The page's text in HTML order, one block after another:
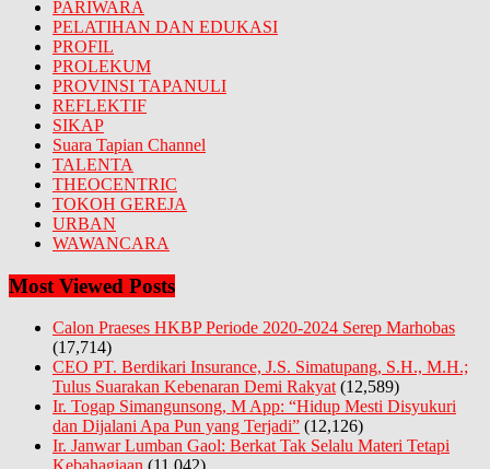
PARIWARA
PELATIHAN DAN EDUKASI
PROFIL
PROLEKUM
PROVINSI TAPANULI
REFLEKTIF
SIKAP
Suara Tapian Channel
TALENTA
THEOCENTRIC
TOKOH GEREJA
URBAN
WAWANCARA
Most Viewed Posts
Calon Praeses HKBP Periode 2020-2024 Serep Marhobas
(17,714)
CEO PT. Berdikari Insurance, J.S. Simatupang, S.H., M.H.;
Tulus Suarakan Kebenaran Demi Rakyat (12,589)
Ir. Togap Simangunsong, M App: “Hidup Mesti Disyukuri
dan Dijalani Apa Pun yang Terjadi” (12,126)
Ir. Janwar Lumban Gaol: Berkat Tak Selalu Materi Tetapi